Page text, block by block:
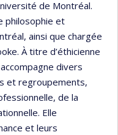
de Montréal.
philosophie et
ainsi que chargée
À titre d’éthicienne
divers
et regroupements,
de la
Elle
et leurs